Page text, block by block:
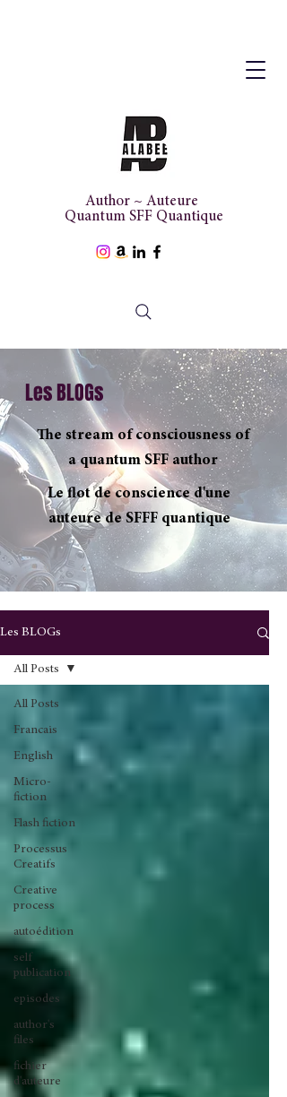
Author ~ Auteure
Quantum SFF Quantique
The stream of consciousness of
a quantum SFF author
Le flot de conscience d'une
auteure de SFFF quantique
Les BLOGs
Les BLOGs
All Posts
Francais
English
Micro-
fiction
Flash fiction
Processus
Creatifs
Creative
process
autoédition
self
publication
episodes
author's
files
fichier
d'auteure
All Posts